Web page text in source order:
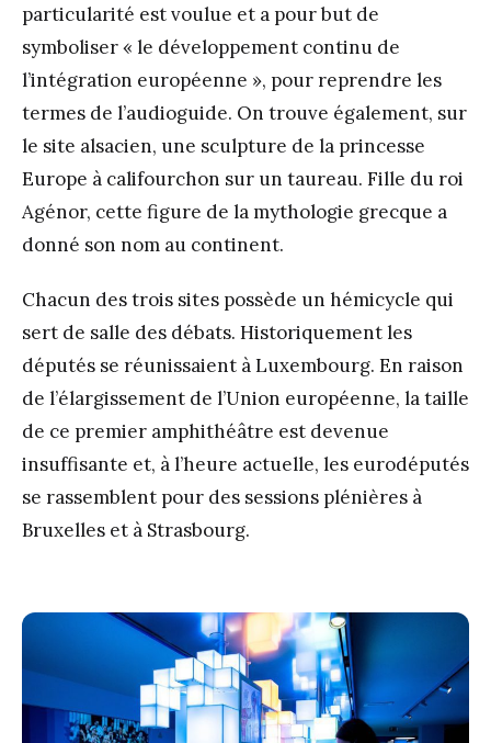
particularité est voulue et a pour but de
symboliser « le développement continu de
l’intégration européenne », pour reprendre les
termes de l’audioguide. On trouve également, sur
le site alsacien, une sculpture de la princesse
Europe à califourchon sur un taureau. Fille du roi
Agénor, cette figure de la mythologie grecque a
donné son nom au continent.
Chacun des trois sites possède un hémicycle qui
sert de salle des débats. Historiquement les
députés se réunissaient à Luxembourg. En raison
de l’élargissement de l’Union européenne, la taille
de ce premier amphithéâtre est devenue
insuffisante et, à l’heure actuelle, les eurodéputés
se rassemblent pour des sessions plénières à
Bruxelles et à Strasbourg.